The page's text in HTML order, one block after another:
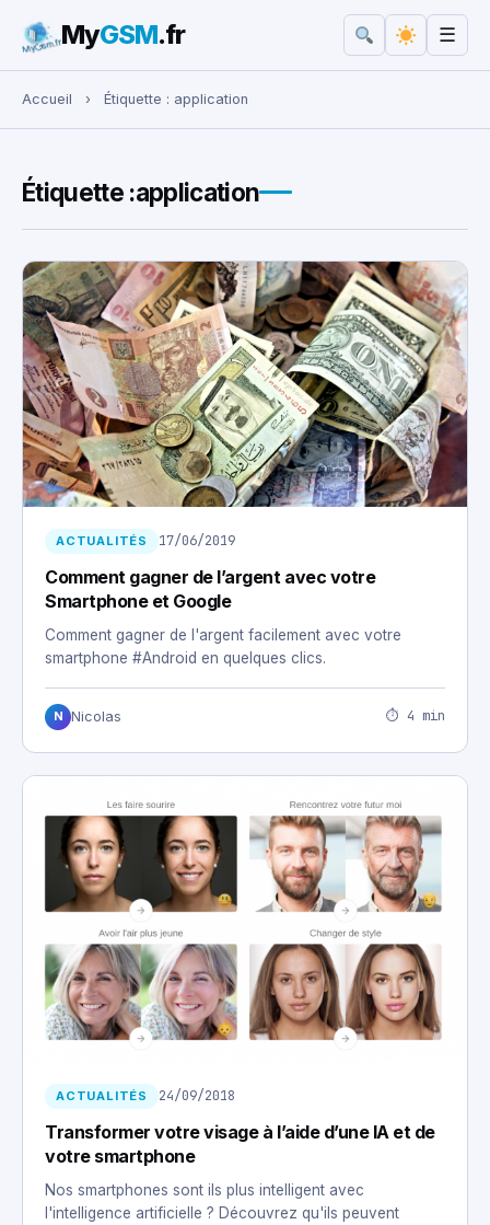
Rechercher :
MyGSM.fr ☰
Accueil › Étiquette : application
Étiquette :application
ACTUALITÉS 17/06/2019
Comment gagner de l’argent avec votre
Smartphone et Google
Comment gagner de l'argent facilement avec votre
smartphone #Android en quelques clics.
N Nicolas ⏱ 4 min
ACTUALITÉS 24/09/2018
Transformer votre visage à l’aide d’une IA et de
votre smartphone
Nos smartphones sont ils plus intelligent avec
l'intelligence artificielle ? Découvrez qu'ils peuvent